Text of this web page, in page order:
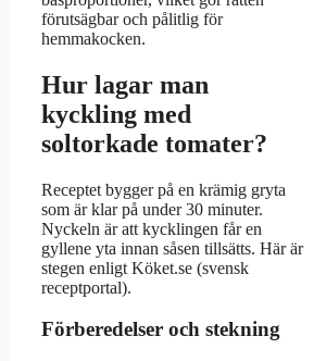
förutsägbar och pålitlig för
hemmakocken.
Hur lagar man
kyckling med
soltorkade tomater?
Receptet bygger på en krämig gryta
som är klar på under 30 minuter.
Nyckeln är att kycklingen får en
gyllene yta innan såsen tillsätts. Här är
stegen enligt Köket.se (svensk
receptportal).
Förberedelser och stekning